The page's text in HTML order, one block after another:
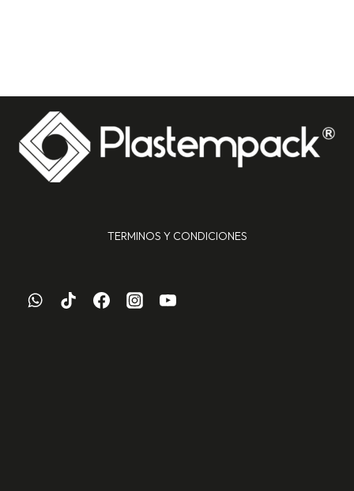
TERMINOS Y CONDICIONES